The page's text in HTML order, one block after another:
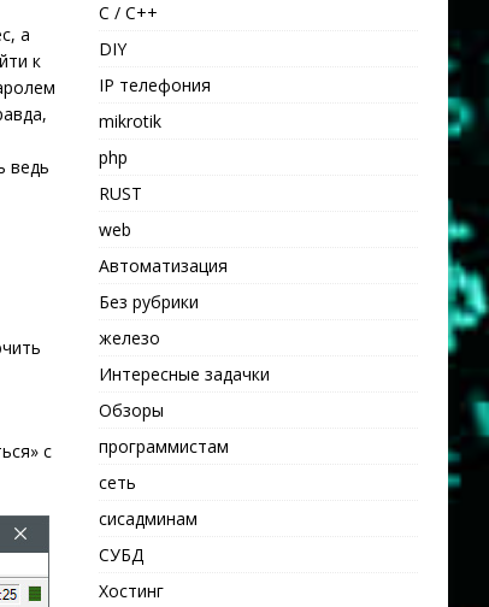
а
к
ведь
с
C / C++
DIY
IP телефония
mikrotik
php
RUST
web
Автоматизация
Без рубрики
железо
Интересные задачки
Обзоры
программистам
сеть
сисадминам
СУБД
Хостинг